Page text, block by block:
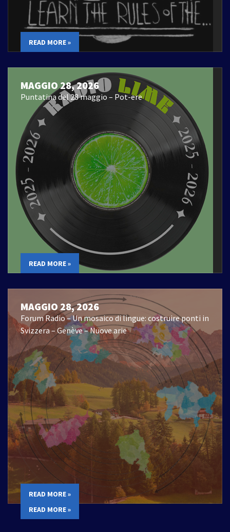
READ MORE »
MAGGIO 28, 2026
Puntatina del 28 maggio – Pot-ere
READ MORE »
MAGGIO 28, 2026
Forum Radio – Un mosaico di lingue: costruire ponti in
Svizzera – Genève – Nuove arie
READ MORE »
READ MORE »